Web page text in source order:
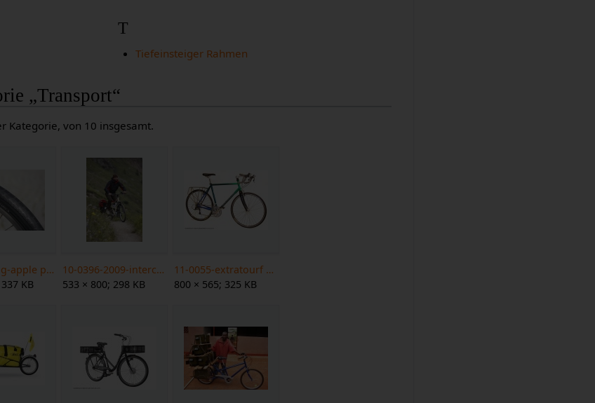
T
Tiefeinsteiger Rahmen
„Transport“
Kategorie, von 10 insgesamt.
02-0196-big-apple profil 2 web.jpg
KB
10-0396-2009-intercontinental-bergtour-3 web.jpg
533 × 800; 298 KB
11-0055-extratourf web.jpg
800 × 565; 325 KB